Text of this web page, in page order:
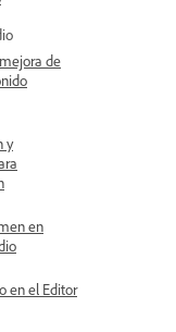
de
y
en
en el Editor